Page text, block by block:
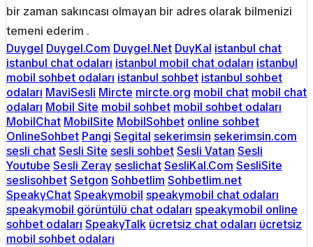
bir zaman sakıncası olmayan bir adres olarak bilmenizi
temeni ederim .
Duygel Duygel.Com Duygel.Net DuyKal istanbul chat
istanbul chat odaları istanbul mobil chat odaları istanbul
mobil sohbet odaları istanbul sohbet istanbul sohbet
odaları MaviSesli Mircte mircte.org mobil chat mobil chat
odaları Mobil Site mobil sohbet mobil sohbet odaları
MobilChat MobilSite MobilSohbet online sohbet
OnlineSohbet Pangi Segital sekerimsin sekerimsin.com
sesli chatSesli Site sesli sohbetSesli Vatan Sesli
Youtube Sesli ZerayseslichatSesliKal.Com SesliSite
seslisohbetSetgon Sohbetlim Sohbetlim.net
SpeakyChatSpeakymobil speakymobil chat odaları
speakymobil görüntülü chat odaları speakymobil online
sohbet odaları SpeakyTalk ücretsiz chat odaları ücretsiz
mobil sohbet odaları